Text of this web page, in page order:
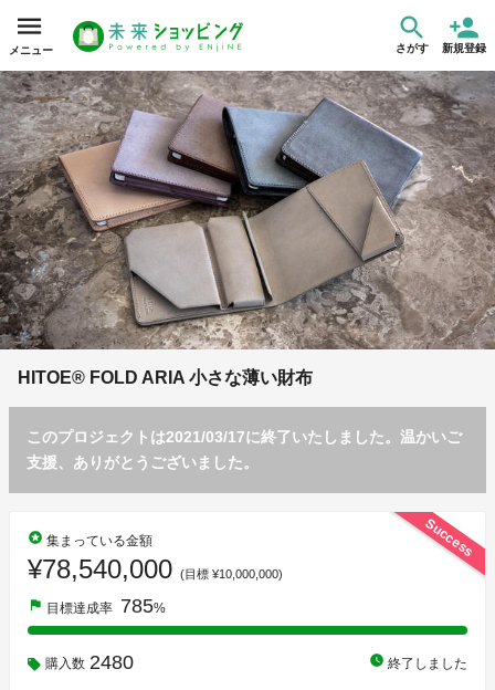
メニュー さがす 新規登録
HITOE® FOLD ARIA 小さな薄い財布
このプロジェクトは2021/03/17に終了いたしました。温かいご
支援、ありがとうございました。
Success
stars 集まっている金額
¥78,540,000 (目標 ¥10,000,000)
flag 目標達成率 785%
購入数 2480 watch_later 終了しました